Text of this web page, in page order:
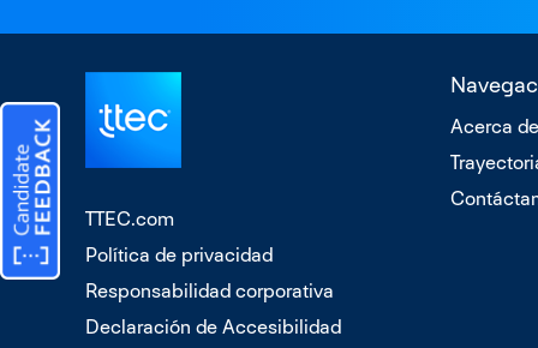
TTEC.com
Política de privacidad
Responsabilidad corporativa
Declaración de Accesibilidad
Acerca